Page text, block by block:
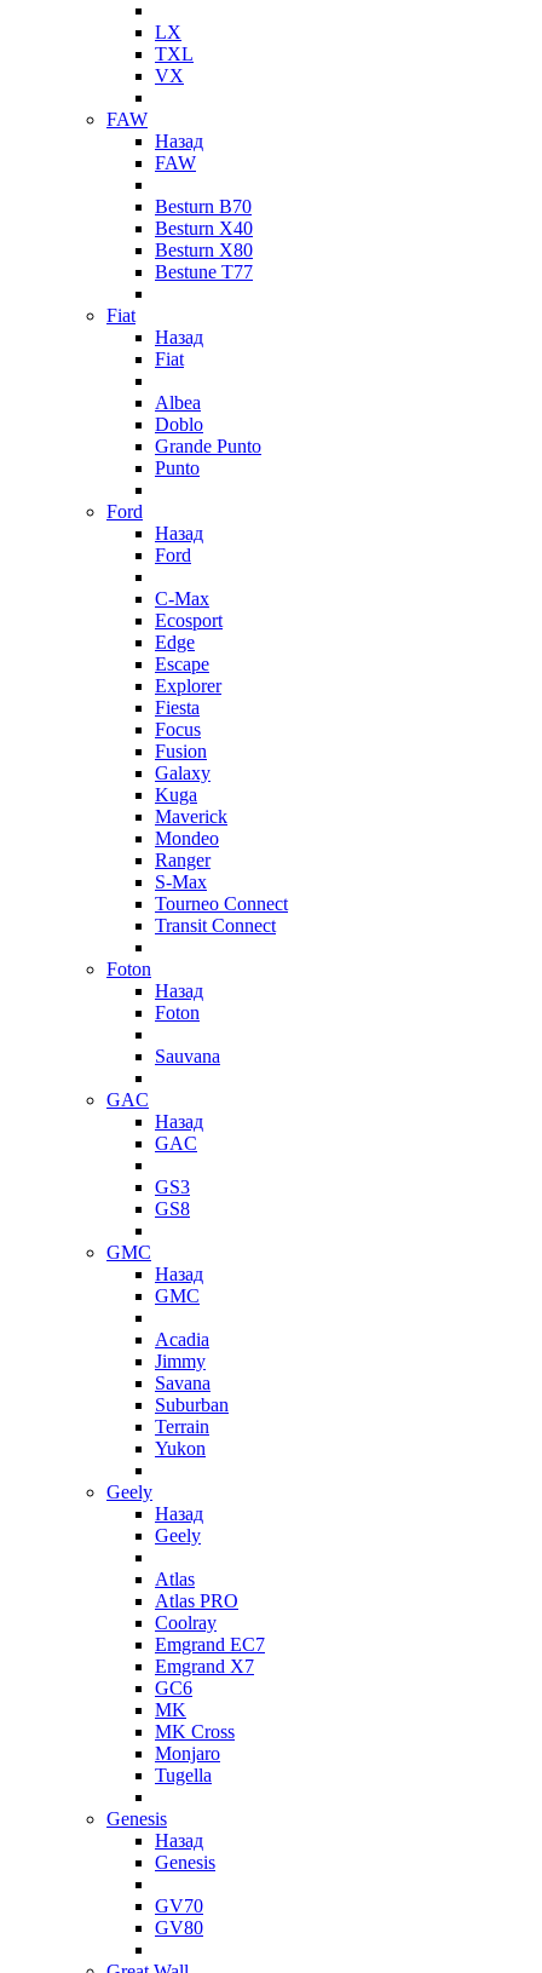
LX
TXL
VX
FAW
Назад
FAW
Besturn B70
Besturn X40
Besturn X80
Bestune T77
Fiat
Назад
Fiat
Albea
Doblo
Grande Punto
Punto
Ford
Назад
Ford
C-Max
Ecosport
Edge
Escape
Explorer
Fiesta
Focus
Fusion
Galaxy
Kuga
Maverick
Mondeo
Ranger
S-Max
Tourneo Connect
Transit Connect
Foton
Назад
Foton
Sauvana
GAC
Назад
GAC
GS3
GS8
GMC
Назад
GMC
Acadia
Jimmy
Savana
Suburban
Terrain
Yukon
Geely
Назад
Geely
Atlas
Atlas PRO
Coolray
Emgrand EC7
Emgrand X7
GC6
MK
MK Cross
Monjaro
Tugella
Genesis
Назад
Genesis
GV70
GV80